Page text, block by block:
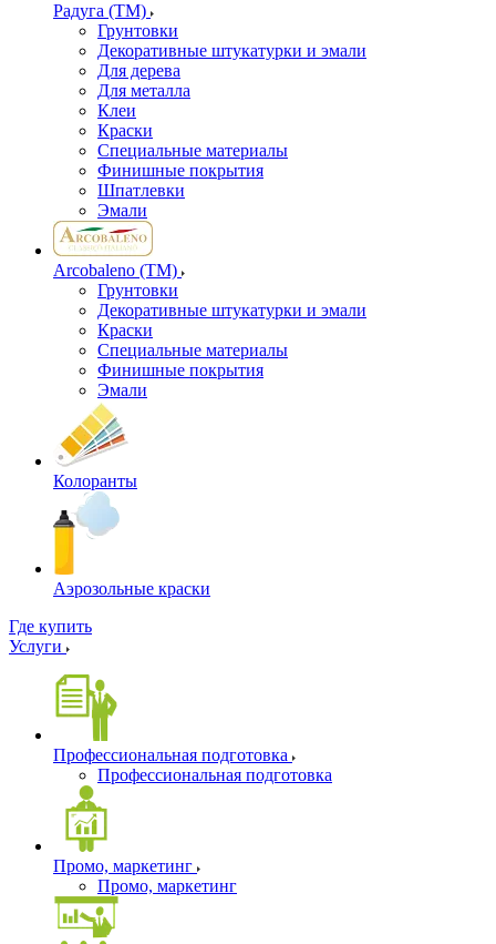
Радуга (ТМ)
Грунтовки
Декоративные штукатурки и эмали
Для дерева
Для металла
Клеи
Краски
Специальные материалы
Финишные покрытия
Шпатлевки
Эмали
Arcobaleno (ТМ)
Грунтовки
Декоративные штукатурки и эмали
Краски
Специальные материалы
Финишные покрытия
Эмали
Колоранты
Аэрозольные краски
Где купить
Услуги
Профессиональная подготовка
Профессиональная подготовка
Промо, маркетинг
Промо, маркетинг